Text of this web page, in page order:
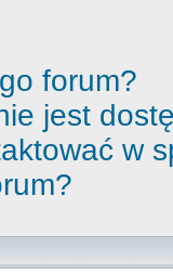
forum?
jest
w